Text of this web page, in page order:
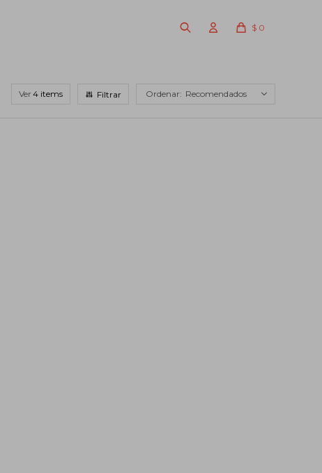
$ 0
Ver Recomendados